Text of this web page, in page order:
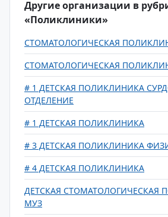
Другие организации в
«Поликлиники»
СТОМАТОЛОГИЧЕСКАЯ
СТОМАТОЛОГИЧЕСКАЯ
# 1 ДЕТСКАЯ ПОЛИКЛИНИКА
ОТДЕЛЕНИЕ
# 1 ДЕТСКАЯ ПОЛИКЛИНИКА
# 3 ДЕТСКАЯ ПОЛИКЛИНИКА
# 4 ДЕТСКАЯ ПОЛИКЛИНИКА
ДЕТСКАЯ СТОМАТОЛОГИЧЕСКАЯ
МУЗ